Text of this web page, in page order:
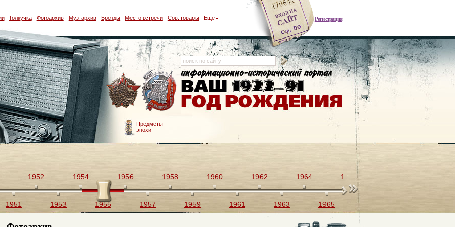
Регистрация
Толкучка Фотоархив Муз. архив Бренды Место встречи Сов. товары Еще
Предметы
эпохи
1951
1952
1953
1954
1955
1956
1957
1958
1959
1960
1961
1962
1963
1964
1965
1966